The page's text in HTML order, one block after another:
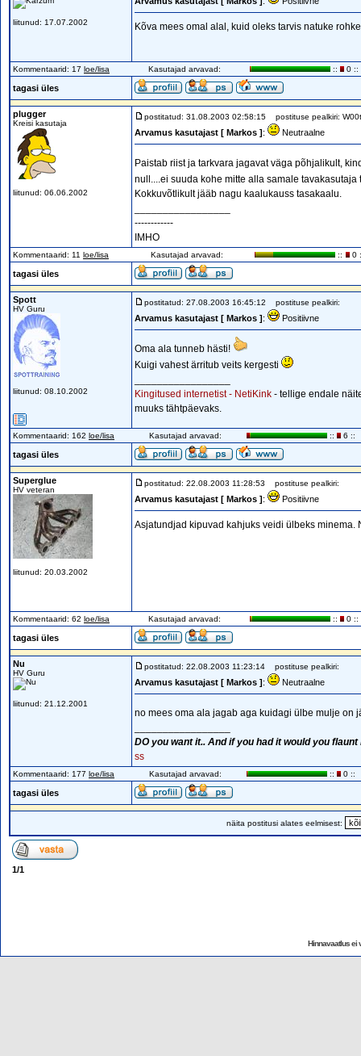
liitunud: 17.07.2002 Kõva mees omal alal, kuid oleks tarvis natuke
Kommentaarid: 17 loe/lisa Kasutajad arvavad: :: 0 ::
tagasi üles
plugger
Kreisi kasutaja
liitunud: 06.06.2002
postitatud: 31.08.2003 02:58:15 postituse pealkiri:
Arvamus kasutajast [ Markos ]: Neutraalne
Paistab riist ja tarkvara jagavat väga põhjalikult,
null....ei suuda kohe mitte alla samale
Kokkuvõtlikult jääb nagu kaalukauss tasakaalu.
------------
IMHO
Kommentaarid: 11 loe/lisa Kasutajad arvavad: :: 0
tagasi üles
Spott
HV Guru
liitunud: 08.10.2002
postitatud: 27.08.2003 16:45:12 postituse pealkiri:
Arvamus kasutajast [ Markos ]: Positiivne
Oma ala tunneb hästi!
Kuigi vahest ärritub veits kergesti
Kingitused internetist - NetiKink - tellige endale
muuks tähtpäevaks.
Kommentaarid: 162 loe/lisa Kasutajad arvavad: :: 6 ::
tagasi üles
Superglue
HV veteran
liitunud: 20.03.2002
postitatud: 22.08.2003 11:28:53 postituse pealkiri:
Arvamus kasutajast [ Markos ]: Positiivne
Asjatundjad kipuvad kahjuks veidi ülbeks minema.
Kommentaarid: 62 loe/lisa Kasutajad arvavad: :: 0 ::
tagasi üles
Nu
HV Guru
liitunud: 21.12.2001
postitatud: 22.08.2003 11:23:14 postituse pealkiri:
Arvamus kasutajast [ Markos ]: Neutraalne
no mees oma ala jagab aga kuidagi ülbe mulje on
DO you want it.. And if you had it would you flaunt
ss
Kommentaarid: 177 loe/lisa Kasutajad arvavad: :: 0 ::
tagasi üles
näita postitusi alates eelmisest:
1/1
Hinnavaatlus ei